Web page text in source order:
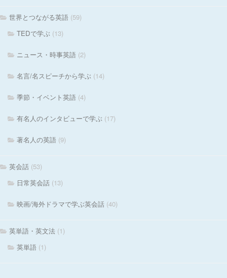
世界とつながる英語 (59)
TEDで学ぶ (13)
ニュース・時事英語 (2)
名言/名スピーチから学ぶ (14)
季節・イベント英語 (4)
有名人のインタビューで学ぶ (17)
著名人の英語 (9)
英会話 (53)
日常英会話 (13)
映画/海外ドラマで学ぶ英会話 (40)
英単語・英文法 (1)
英単語 (1)